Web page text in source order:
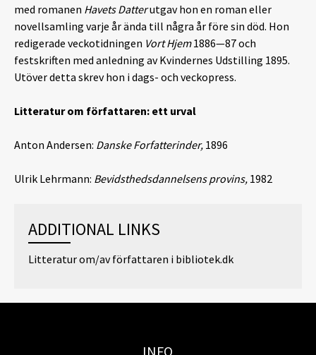
med romanen Havets Datterutgav hon en roman eller
novellsamling varje år ända till några år före sin död. Hon
redigerade veckotidningen Vort Hjem1886—87 och
festskriften med anledning av Kvindernes Udstilling 1895.
Utöver detta skrev hon i dags- och veckopress.
Litteratur om författaren: ett urval
Anton Andersen: Danske Forfatterinder, 1896
Ulrik Lehrmann: Bevidsthedsdannelsens provins, 1982
ADDITIONAL LINKS
Litteratur om/av författaren i bibliotek.dk
INFO